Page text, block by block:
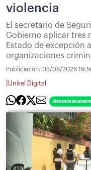
violencia
El secretario de
Gobierno aplicar tres
Estado de excepción
organizaciones
Publicación: 05/08/2026
Unitel Digital